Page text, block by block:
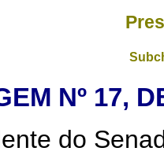
Nº 17,
do